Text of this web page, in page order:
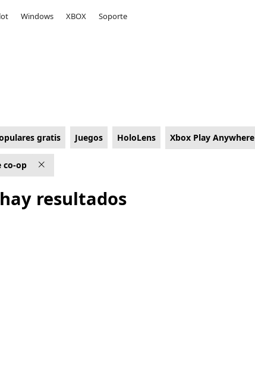
Windows XBOX Soporte
gratis Juegos HoloLens Xbox Play Anywhere
co-op
resultados